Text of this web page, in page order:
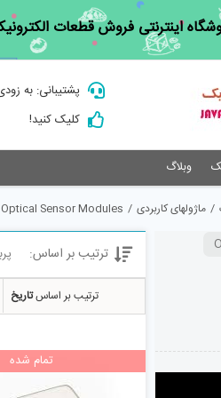
اینترنتی فروش قطعات
پشتیبانی: به
کلیک کنید!
وبلاگ
/ ماژولهای کاربردی /
Optical Sensor Modules
ترتیب بر اساس:
ترتیب بر اساستاریخ
تمام شده